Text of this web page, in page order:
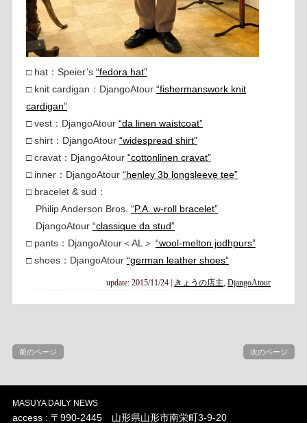
□ hat：Speier’s “fedora hat”
□ knit cardigan：DjangoAtour “fishermanswork knit
cardigan”
□ vest：DjangoAtour “da linen waistcoat”
□ shirt：DjangoAtour “widespread shirt”
□ cravat：DjangoAtour “cottonlinen cravat”
□ inner：DjangoAtour “henley 3b longsleeve tee”
□ bracelet & sud：
Philip Anderson Bros. “P.A. w-roll bracelet”
DjangoAtour “classique da stud”
□ pants：DjangoAtour＜AL＞ “wool-melton jodhpurs”
□ shoes：DjangoAtour “german leather shoes”
update: 2015/11/24 | きょうの店主 ,DjangoAtour
前のページ 次のページ
MASUYA DAILY NEWS
access : 〒990-2445 山形県山形市南栄町3-9-20